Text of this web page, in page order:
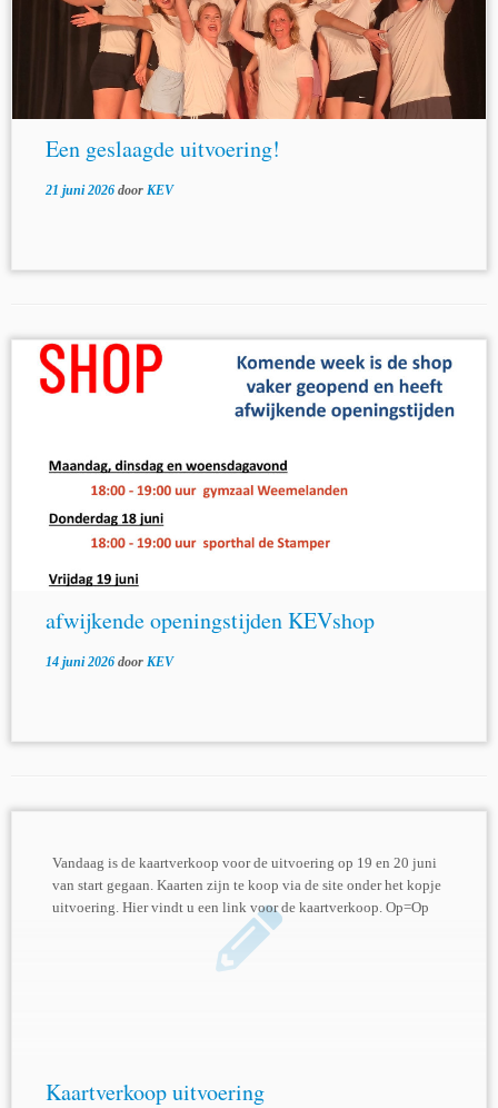
Een geslaagde uitvoering!
21 juni 2026 door KEV
afwijkende openingstijden KEVshop
14 juni 2026 door KEV
Vandaag is de kaartverkoop voor de uitvoering op 19 en 20 juni
van start gegaan. Kaarten zijn te koop via de site onder het kopje
uitvoering. Hier vindt u een link voor de kaartverkoop. Op=Op
Kaartverkoop uitvoering